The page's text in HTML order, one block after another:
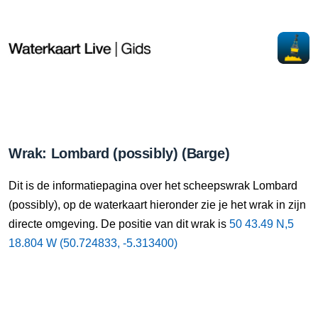
Wrak: Lombard (possibly) (Barge)
Dit is de informatiepagina over het scheepswrak Lombard
(possibly), op de waterkaart hieronder zie je het wrak in zijn
directe omgeving. De positie van dit wrak is 50 43.49 N,5
18.804 W (50.724833, -5.313400)